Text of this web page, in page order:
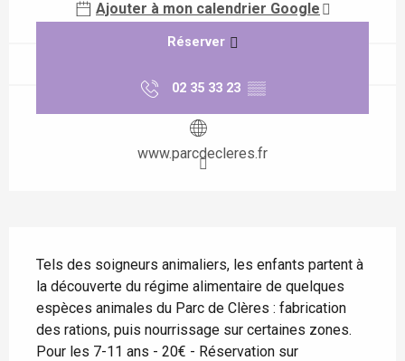
Ajouter à mon calendrier Google
Réserver
02 35 33 23 ▒▒
www.parcdecleres.fr
Tels des soigneurs animaliers, les enfants partent à
la découverte du régime alimentaire de quelques
espèces animales du Parc de Clères : fabrication
des rations, puis nourrissage sur certaines zones.
Pour les 7-11 ans - 20€ - Réservation sur